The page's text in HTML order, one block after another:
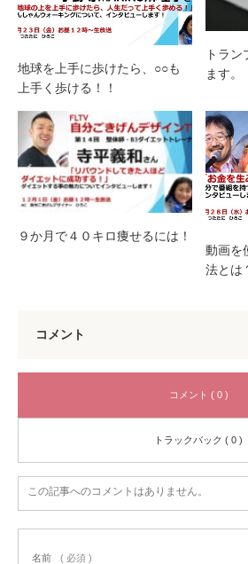
地球を上手に歩けたら、○○も
上手く歩ける！！
トラ
ます。
９か月で４０キロ痩せるには！
動画を
法とは
コメント
コメント ( 0 )
トラックバック ( 0 )
この記事へのコメントはありません。
名前 ( 必須 )